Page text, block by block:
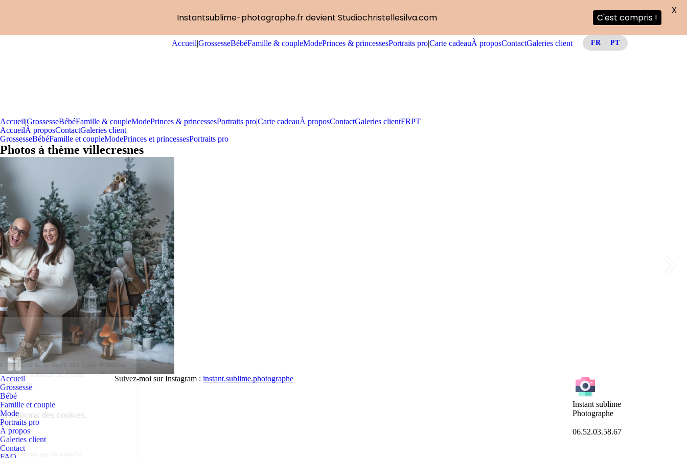
Accueil|GrossesseBébéFamille & coupleModePrinces & princessesPortraits pro|Carte cadeauÀ proposContactGaleries client FR PT
Accueil|GrossesseBébéFamille & coupleModePrinces & princessesPortraits pro|Carte cadeauÀ proposContactGaleries clientFRPT
AccueilÀ proposContactGaleries client
GrossesseBébéFamille et coupleModePrinces et princessesPortraits pro
Photos à thème villecresnes
Accueil
Grossesse
Bébé
Famille et couple
Mode
Portraits pro
À propos
Galeries client
Contact
Suivez-moi sur Instagram : instant.sublime.photographe
Instant sublime
Photographe
06.52.03.58.67
Instantsublime-photographe.fr devient Studiochristellesilva.com C'est compris !
X